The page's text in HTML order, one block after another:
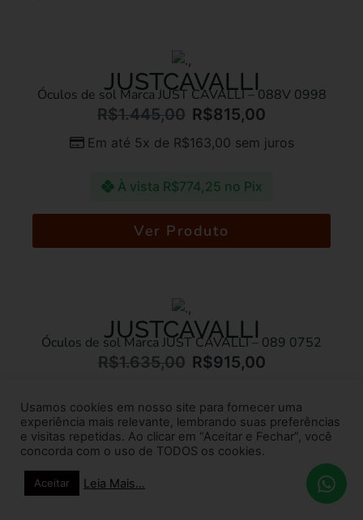
JUSTCAVALLI
Óculos de sol Marca JUST CAVALLI – 088V 0998
R$1.445,00 R$815,00
Em até 5x de R$163,00 sem juros
À vista R$774,25 no Pix
Ver Produto
JUSTCAVALLI
Óculos de sol Marca JUST CAVALLI – 089 0752
R$1.635,00 R$915,00
À vista R$ 869,25 no Pix
Ver Produto
Usamos cookies em nosso site para fornecer uma
experiência mais relevante, lembrando suas preferências
e visitas repetidas. Ao clicar em “Aceitar e Fechar”, você
concorda com o uso de TODOS os cookies.
Aceitar Leia Mais...